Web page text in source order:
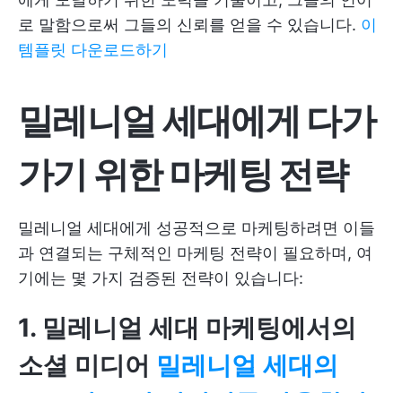
로 말함으로써 그들의 신뢰를 얻을 수 있습니다. 이
템플릿 다운로드하기
밀레니얼 세대에게 다가
가기 위한 마케팅 전략
밀레니얼 세대에게 성공적으로 마케팅하려면 이들
과 연결되는 구체적인 마케팅 전략이 필요하며, 여
기에는 몇 가지 검증된 전략이 있습니다:
1. 밀레니얼 세대 마케팅에서의
소셜 미디어 밀레니얼 세대의